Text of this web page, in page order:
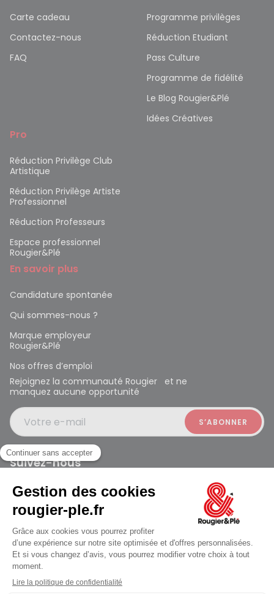
Carte cadeau
Contactez-nous
FAQ
Programme privilèges
Réduction Etudiant
Pass Culture
Programme de fidélité
Le Blog Rougier&Plé
Idées Créatives
Pro
Réduction Privilège Club
Artistique
Réduction Privilège Artiste
Professionnel
Réduction Professeurs
Espace professionnel
Rougier&Plé
En savoir plus
Candidature spontanée
Qui sommes-nous ?
Marque employeur
Rougier&Plé
Nos offres d’emploi
Rejoignez la communauté Rougier et ne
manquez aucune opportunité
Votre e-mail
Suivez-nous
Rougier et Plé 2024 Copyright
Mentions légales